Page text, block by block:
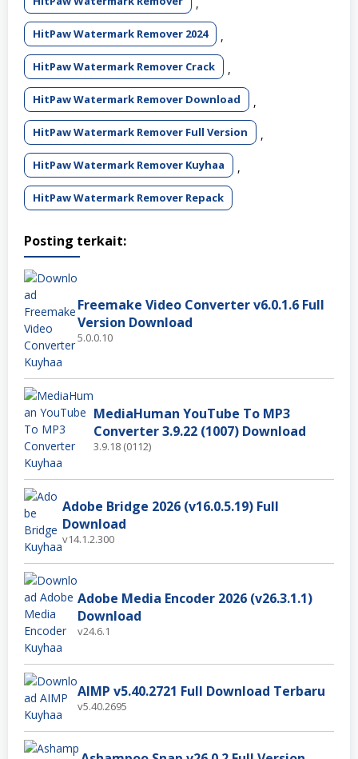
,
HitPaw Watermark Remover 2024 ,
HitPaw Watermark Remover Crack ,
HitPaw Watermark Remover Download ,
HitPaw Watermark Remover Full Version ,
HitPaw Watermark Remover Kuyhaa ,
HitPaw Watermark Remover Repack
Posting terkait:
Freemake Video Converter v6.0.1.6 Full
Version Download
5.0.0.10
MediaHuman YouTube To MP3
Converter 3.9.22 (1007) Download
3.9.18 (0112)
Adobe Bridge 2026 (v16.0.5.19) Full
Download
v14.1.2.300
Adobe Media Encoder 2026 (v26.3.1.1)
Download
v24.6.1
AIMP v5.40.2721 Full Download Terbaru
v5.40.2695